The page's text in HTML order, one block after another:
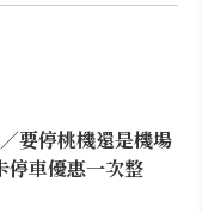
要停桃機還是機場
停車優惠一次整